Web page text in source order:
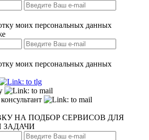
моих персональных данных
моих персональных данных
НА ПОДБОР СЕРВИСОВ ДЛЯ